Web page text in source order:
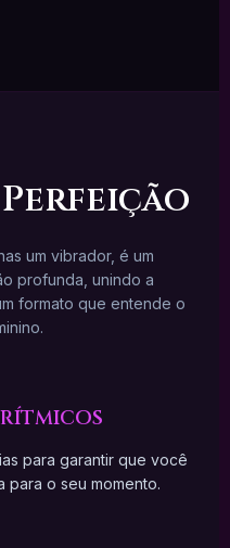
Perfeição
um vibrador, é um
profunda, unindo a
formato que entende o
para garantir que você
para o seu momento.